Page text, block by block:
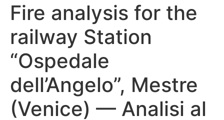
Fire analysis for the
railway Station
“Ospedale
dell’Angelo”, Mestre
(Venice) — Analisi al